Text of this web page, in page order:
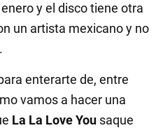
y el disco tiene otra
un artista mexicano y no
.
enterarte de, entre
vamos a hacer una
La La Love You saque